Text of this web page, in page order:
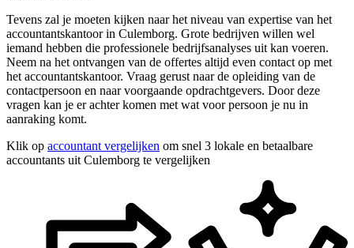
Tevens zal je moeten kijken naar het niveau van expertise van het
accountantskantoor in Culemborg. Grote bedrijven willen wel
iemand hebben die professionele bedrijfsanalyses uit kan voeren.
Neem na het ontvangen van de offertes altijd even contact op met
het accountantskantoor. Vraag gerust naar de opleiding van de
contactpersoon en naar voorgaande opdrachtgevers. Door deze
vragen kan je er achter komen met wat voor persoon je nu in
aanraking komt.
Klik op accountant vergelijken om snel 3 lokale en betaalbare
accountants uit Culemborg te vergelijken